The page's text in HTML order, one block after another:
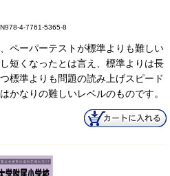
4-7761-5365-8
ペーパーテストが標準よりも難しい
短くなったとは言え、標準よりは長
標準よりも問題の読み上げスピード
かなりの難しいレベルのものです。